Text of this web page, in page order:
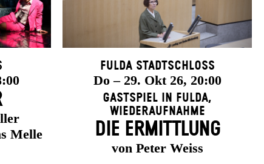
Melle
Fulda Stadtschloss
Do – 29. Okt 26, 20:00
Gastspiel in Fulda,
Wiederaufnahme
DIE ERMITTLUNG
von Peter Weiss